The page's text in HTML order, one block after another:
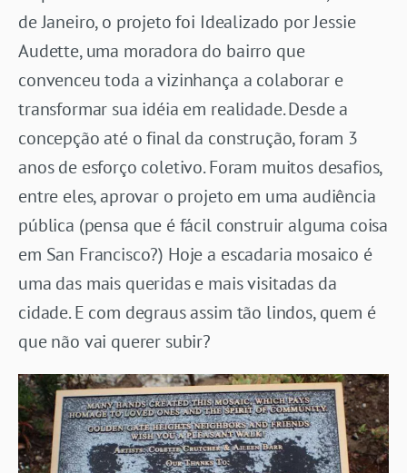
de Janeiro, o projeto foi Idealizado por Jessie
Audette, uma moradora do bairro que
convenceu toda a vizinhança a colaborar e
transformar sua idéia em realidade. Desde a
concepção até o final da construção, foram 3
anos de esforço coletivo. Foram muitos desafios,
entre eles, aprovar o projeto em uma audiência
pública (pensa que é fácil construir alguma coisa
em San Francisco?) Hoje a escadaria mosaico é
uma das mais queridas e mais visitadas da
cidade. E com degraus assim tão lindos, quem é
que não vai querer subir?